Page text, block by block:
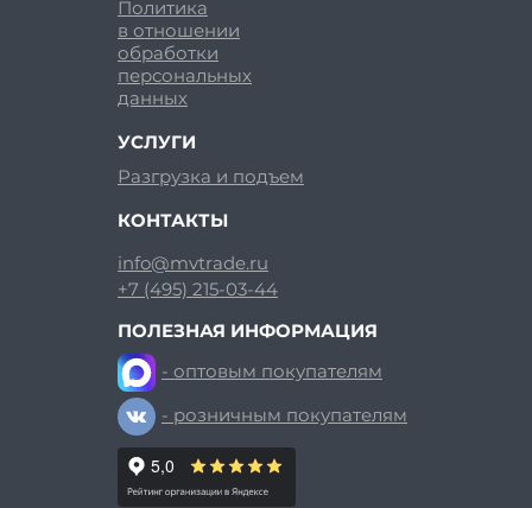
Политика
в отношении
обработки
персональных
данных
УСЛУГИ
Разгрузка и подъем
КОНТАКТЫ
info@mvtrade.ru
+7 (495) 215-03-44
ПОЛЕЗНАЯ ИНФОРМАЦИЯ
- оптовым покупателям
- розничным покупателям